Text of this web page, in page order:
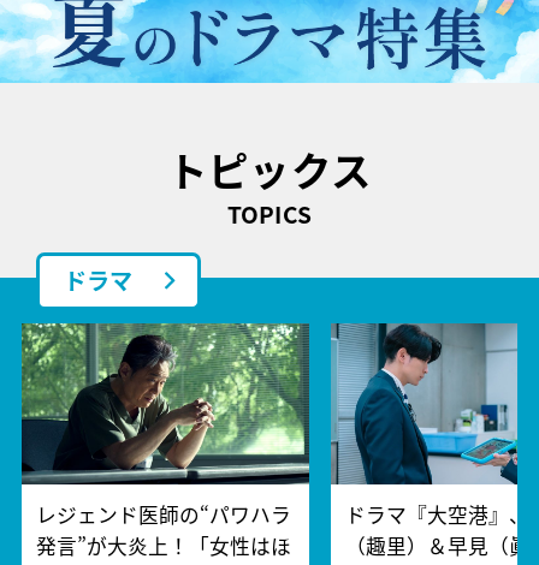
トピックス
TOPICS
ドラマ
レジェンド医師の“パワハラ
発言”が大炎上！「女性はほ
ドラマ『大空港』、
（趣里）＆早見（眞